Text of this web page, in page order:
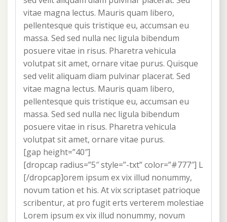
vitae magna lectus. Mauris quam libero,
pellentesque quis tristique eu, accumsan eu
massa. Sed sed nulla nec ligula bibendum
posuere vitae in risus. Pharetra vehicula
volutpat sit amet, ornare vitae purus. Quisque
sed velit aliquam diam pulvinar placerat. Sed
vitae magna lectus. Mauris quam libero,
pellentesque quis tristique eu, accumsan eu
massa. Sed sed nulla nec ligula bibendum
posuere vitae in risus. Pharetra vehicula
volutpat sit amet, ornare vitae purus.
[gap height=”40″]
[dropcap radius=”5″ style=”-txt” color=”#777″] L
[/dropcap]orem ipsum ex vix illud nonummy,
novum tation et his. At vix scriptaset patrioque
scribentur, at pro fugit erts verterem molestiae
Lorem ipsum ex vix illud nonummy, novum